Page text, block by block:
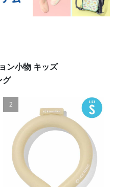
ン小物 キッズ
グ
2